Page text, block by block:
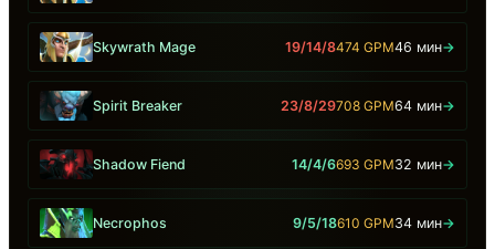
Skywrath Mage 19/14/8474 GPM46 мин→
Spirit Breaker 23/8/29708 GPM64 мин→
Shadow Fiend 14/4/6693 GPM32 мин→
Necrophos 9/5/18610 GPM34 мин→